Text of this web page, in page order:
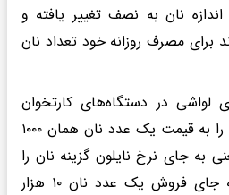
نان به نصف تغییر یافته و
برای مصرف روزانه خود تعداد نان
لواشی در دستگاه‌های کارتخوان
هوشمند قیمت یک نایلون را به قیمت یک عدد نان همان ۱۰۰۰
به جای نرخ نایلون گزینه نان را
می‌زنند، یا اینکه برخی به جای فروش یک عدد نان ۱۰ هزار